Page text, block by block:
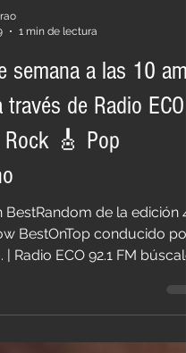
1 min de lectura
semana a las 10 am
través de Radio ECO
Rock 🎸 Pop
BestRandom de la edición
BestOnTop conducido por
Radio ECO 92.1 FM